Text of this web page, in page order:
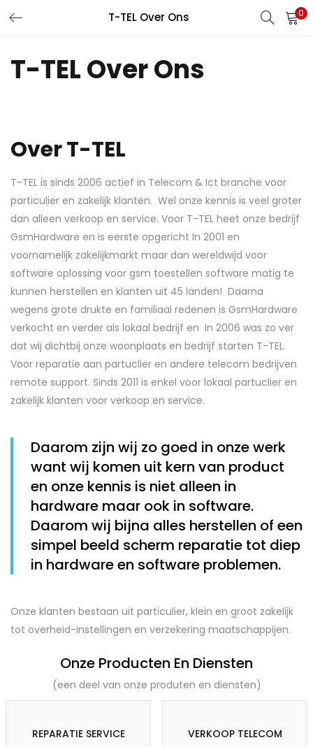
T-TEL Over Ons 0
LOGIN REGISTER
Enter your username and password to login.
Lost password?
T-TEL Over Ons
Over T-TEL
T-TEL is sinds 2006 actief in Telecom & Ict branche voor
particulier en zakelijk klanten. Wel onze kennis is veel groter
dan alleen verkoop en service. Voor T-TEL heet onze bedrijf
GsmHardware en is eerste opgericht In 2001 en
voornamelijk zakelijkmarkt maar dan wereldwijd voor
software oplossing voor gsm toestellen software matig te
kunnen herstellen en klanten uit 45 landen! Daarna
wegens grote drukte en familiaal redenen is GsmHardware
verkocht en verder als lokaal bedrijf en In 2006 was zo ver
dat wij dichtbij onze woonplaats en bedrijf starten T-TEL.
Voor reparatie aan partuclier en andere telecom bedrijven
remote support. Sinds 2011 is enkel voor lokaal partuclier en
zakelijk klanten voor verkoop en service.
Daarom zijn wij zo goed in onze werk
want wij komen uit kern van product
en onze kennis is niet alleen in
hardware maar ook in software.
Daarom wij bijna alles herstellen of een
simpel beeld scherm reparatie tot diep
in hardware en software problemen.
Onze klanten bestaan uit particulier, klein en groot zakelijk
tot overheid-instellingen en verzekering maatschappijen.
Onze Producten En Diensten
(een deel van onze produten en diensten)
REPARATIE SERVICE VERKOOP TELECOM